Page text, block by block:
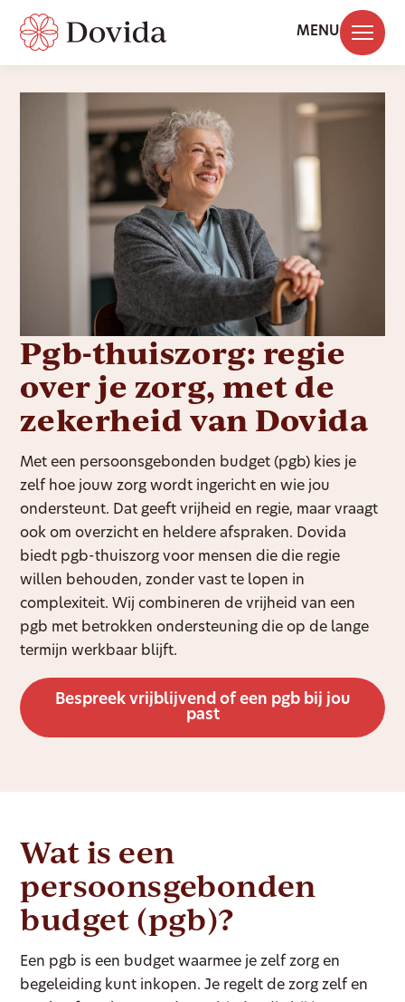
MENU
Pgb-thuiszorg: regie
over je zorg, met de
zekerheid van Dovida
Met een persoonsgebonden budget (pgb) kies je
zelf hoe jouw zorg wordt ingericht en wie jou
ondersteunt. Dat geeft vrijheid en regie, maar vraagt
ook om overzicht en heldere afspraken. Dovida
biedt pgb-thuiszorg voor mensen die die regie
willen behouden, zonder vast te lopen in
complexiteit. Wij combineren de vrijheid van een
pgb met betrokken ondersteuning die op de lange
termijn werkbaar blijft.
Bespreek vrijblijvend of een pgb bij jou
past
Wat is een
persoonsgebonden
budget (pgb)?
Een pgb is een budget waarmee je zelf zorg en
begeleiding kunt inkopen. Je regelt de zorg zelf en